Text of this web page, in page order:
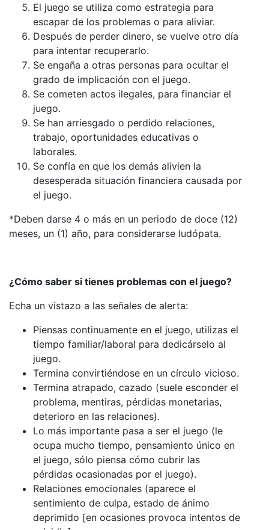
El juego se utiliza como estrategia para
escapar de los problemas o para aliviar.
Después de perder dinero, se vuelve otro día
para intentar recuperarlo.
Se engaña a otras personas para ocultar el
grado de implicación con el juego.
Se cometen actos ilegales, para financiar el
juego.
Se han arriesgado o perdido relaciones,
trabajo, oportunidades educativas o
laborales.
Se confía en que los demás alivien la
desesperada situación financiera causada por
el juego.
*Deben darse 4 o más en un periodo de doce (12)
meses, un (1) año, para considerarse ludópata.
¿Cómo saber si tienes problemas con el juego?
Echa un vistazo a las señales de alerta:
Piensas continuamente en el juego, utilizas el
tiempo familiar/laboral para dedicárselo al
juego.
Termina convirtiéndose en un círculo vicioso.
Termina atrapado, cazado (suele esconder el
problema, mentiras, pérdidas monetarias,
deterioro en las relaciones).
Lo más importante pasa a ser el juego (le
ocupa mucho tiempo, pensamiento único en
el juego, sólo piensa cómo cubrir las
pérdidas ocasionadas por el juego).
Relaciones emocionales (aparece el
sentimiento de culpa, estado de ánimo
deprimido [en ocasiones provoca intentos de